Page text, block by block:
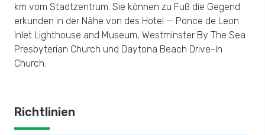
km vom Stadtzentrum. Sie können zu Fuß die Gegend
erkunden in der Nähe von des Hotel — Ponce de Leon
Inlet Lighthouse and Museum, Westminster By The Sea
Presbyterian Church und Daytona Beach Drive-In
Church.
Richtlinien